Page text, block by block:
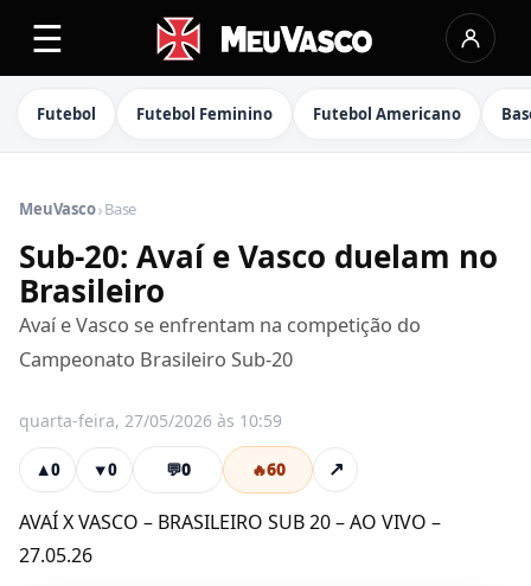
☰
Futebol Futebol Feminino Futebol Americano
MeuVasco›Base
Sub-20: Avaí e Vasco duelam no
Brasileiro
Avaí e Vasco se enfrentam na competição do
Campeonato Brasileiro Sub-20
quarta-feira, 27/05/2026 às 10:59
▲0 ▼0 💬0 🔥60 ↗
AVAÍ X VASCO – BRASILEIRO SUB 20 – AO VIVO –
27.05.26